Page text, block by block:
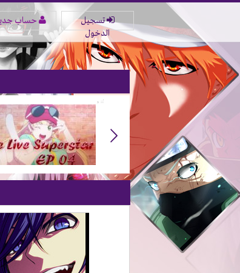
تسجيل
الدخول
حساب